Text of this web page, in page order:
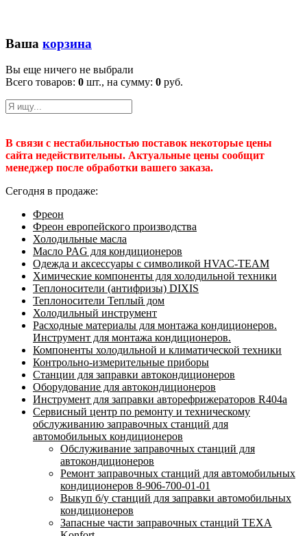
Ваша корзина
Вы еще ничего не выбрали
Всего товаров: 0 шт., на сумму: 0 руб.
В связи с нестабильностью поставок некоторые цены
сайта недействительны. Актуальные цены сообщит
менеджер после обработки вашего заказа.
Сегодня в продаже:
Фреон
Фреон европейского производства
Холодильные масла
Масло PAG для кондиционеров
Одежда и аксессуары с символикой HVAC-TEAM
Химические компоненты для холодильной техники
Теплоносители (антифризы) DIXIS
Теплоносители Теплый дом
Холодильный инструмент
Расходные материалы для монтажа кондиционеров.
Инструмент для монтажа кондиционеров.
Компоненты холодильной и климатической техники
Контрольно-измерительные приборы
Станции для заправки автокондиционеров
Оборудование для автокондиционеров
Инструмент для заправки авторефрижераторов R404a
Сервисный центр по ремонту и техническому
обслуживанию заправочных станций для
автомобильных кондиционеров
Обслуживание заправочных станций для
автокондиционеров
Ремонт заправочных станций для автомобильных
кондиционеров 8-906-700-01-01
Выкуп б/у станций для заправки автомобильных
кондиционеров
Запасные части заправочных станций TEXA